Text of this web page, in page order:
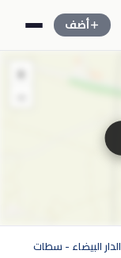
أضف
الدار البيضاء - سطات
+